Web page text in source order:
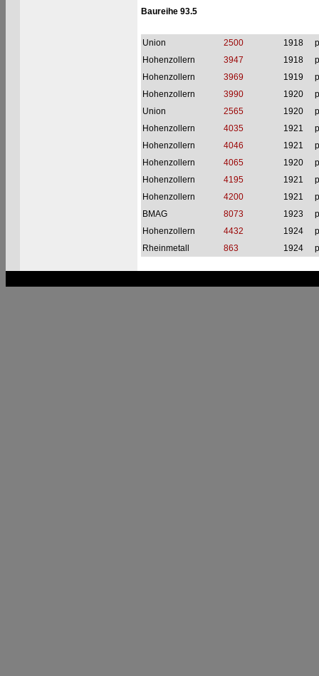
Baureihe 93.5
Union 2500 1918
Hohenzollern
3947 1918
Hohenzollern
3969 1919
Hohenzollern
3990 1920
Union
2565 1920
Hohenzollern
4035 1921
Hohenzollern
4046 1921
Hohenzollern
4065 1920
Hohenzollern
4195 1921
Hohenzollern
4200 1921
BMAG
8073 1923
Hohenzollern
4432 1924
Rheinmetall
863 1924